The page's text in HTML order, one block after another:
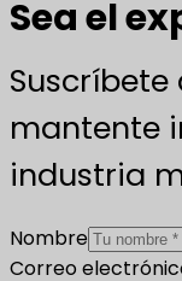
Sea el
mantente
industria
Nombre
Correo